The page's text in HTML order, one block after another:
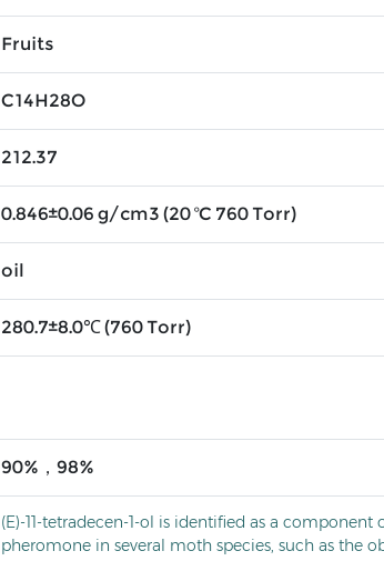
Fruits
C14H28O
212.37
0.846±0.06 g/cm3 (20 ºC 760 Torr)
oil
280.7±8.0℃ (760 Torr)
90%，98%
(E)-11-tetradecen-1-ol is identified as a component
pheromone in several moth species, such as the